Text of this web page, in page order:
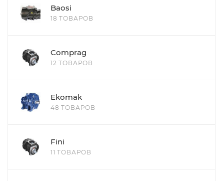
Baosi
18 ТОВАРОВ
Comprag
12 ТОВАРОВ
Ekomak
48 ТОВАРОВ
Fini
11 ТОВАРОВ